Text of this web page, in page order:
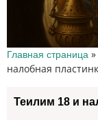
Главная страница »